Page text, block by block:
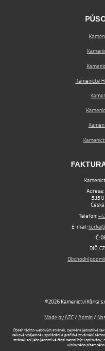
Kamenictví
535
Telefon:
E-mail:
IČ:
DIČ:
Obchodní
©2026 Kamenictví Kůrka
Made by AZC/Admin/
Obsah těchto webových stránek, zejména jednotlivé
celkové vzájemné uspořádání a grafické ztvárnění
stránek ani jeho jednotlivé části nesmí být kopírovány,
výslovného